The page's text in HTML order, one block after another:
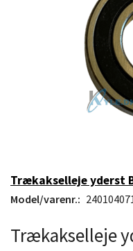
Trækakselleje yderst
Model/varenr.:
Trækakselleje